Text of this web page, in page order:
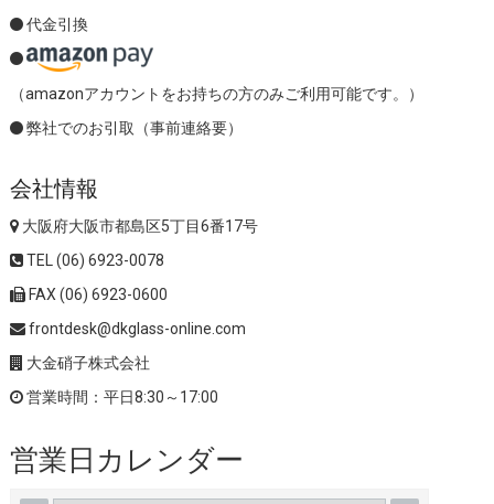
代金引換
（amazonアカウントをお持ちの方のみご利用可能です。）
弊社でのお引取（事前連絡要）
会社情報
大阪府大阪市都島区5丁目6番17号
TEL (06) 6923-0078
FAX (06) 6923-0600
frontdesk@dkglass-online.com
大金硝子株式会社
営業時間：平日8:30～17:00
営業日カレンダー